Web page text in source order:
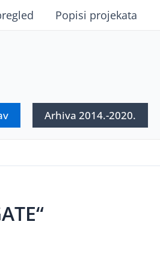
Popisi projekata
Arhiva 2014.-2020.